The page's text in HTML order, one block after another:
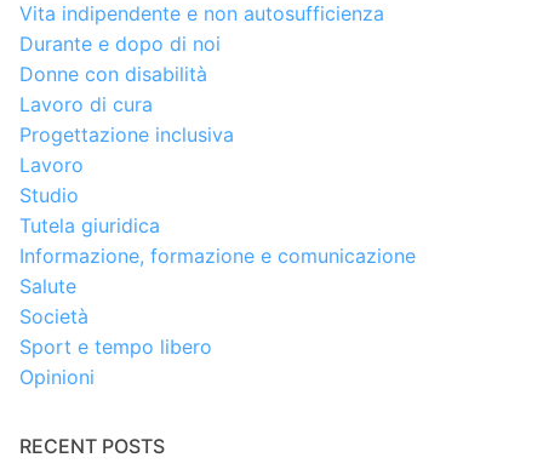
Vita indipendente e non autosufficienza
Durante e dopo di noi
Donne con disabilità
Lavoro di cura
Progettazione inclusiva
Lavoro
Studio
Tutela giuridica
Informazione, formazione e comunicazione
Salute
Società
Sport e tempo libero
Opinioni
RECENT POSTS